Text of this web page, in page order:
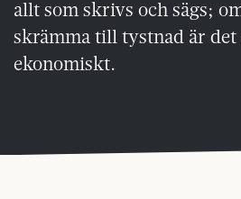
allt som skrivs och sägs;
skrämma till tystnad är det
ekonomiskt.